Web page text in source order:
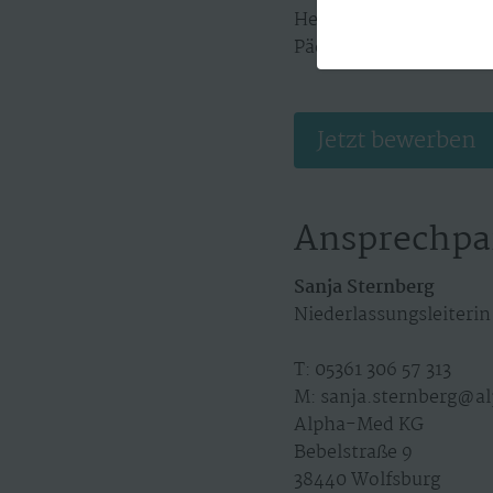
Heilpädagogen,
Pädagogik.
Jetzt bewerben
Sanja Sternberg
Niederlassungsleiterin
T: 05361 306 57 313
M:
Alpha-Med KG
Bebelstraße 9
38440 Wolfsburg